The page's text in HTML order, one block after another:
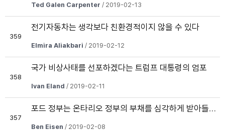
Ted Galen Carpenter / 2019-02-13
359
전기자동차는 생각보다 친환경적이지 않을 수 있다
Elmira Aliakbari / 2019-02-12
358
국가 비상사태를 선포하겠다는 트럼프 대통령의 엄포
Ivan Eland / 2019-02-11
357
포드 정부는 온타리오 정부의 부채를 심각하게 받아들여야 한다
Ben Eisen / 2019-02-08